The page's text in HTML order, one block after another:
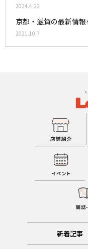
2024.4.22
京都・滋賀の最新情報
2021.10.7
新着記事